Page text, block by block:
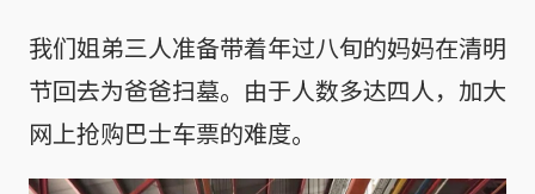
我们姐弟三人准备带着年过八旬的妈妈在清明
节回去为爸爸扫墓。由于人数多达四人，加大
网上抢购巴士车票的难度。